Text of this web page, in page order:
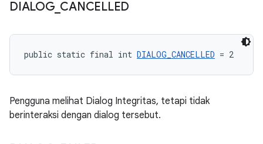
DIALOG_ CANCELLED
public static final int DIALOG_CANCELLED = 2
Pengguna melihat Dialog Integritas, tetapi tidak
berinteraksi dengan dialog tersebut.